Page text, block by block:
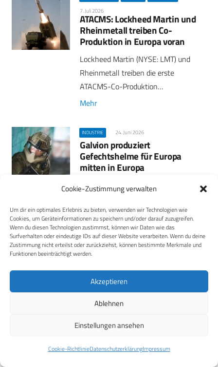
Cookie-Zustimmung verwalten
Um dir ein optimales Erlebnis zu bieten, verwenden wir Technologien wie
Cookies, um Geräteinformationen zu speichern und/oder darauf zuzugreifen.
Wenn du diesen Technologien zustimmst, können wir Daten wie das
Surfverhalten oder eindeutige IDs auf dieser Website verarbeiten. Wenn du deine
Zustimmung nicht erteilst oder zurückziehst, können bestimmte Merkmale und
Funktionen beeinträchtigt werden.
Akzeptieren
Ablehnen
Einstellungen ansehen
Cookie-RichtlinieDatenschutzerklärungImpressum
7. Juli 2026
ATACMS: Lockheed Martin und
Rheinmetall treiben Co-
Produktion in Europa voran
Lockheed Martin (NYSE: LMT) und
Rheinmetall treiben die erste
ATACMS-Co-Produktion…
Mehr
INDUSTRIE 24. Juni 2026
Galvion produziert
Gefechtshelme für Europa
mitten in Europa
Aus der neuen europäischen Galvion
Mehr
Anzeige